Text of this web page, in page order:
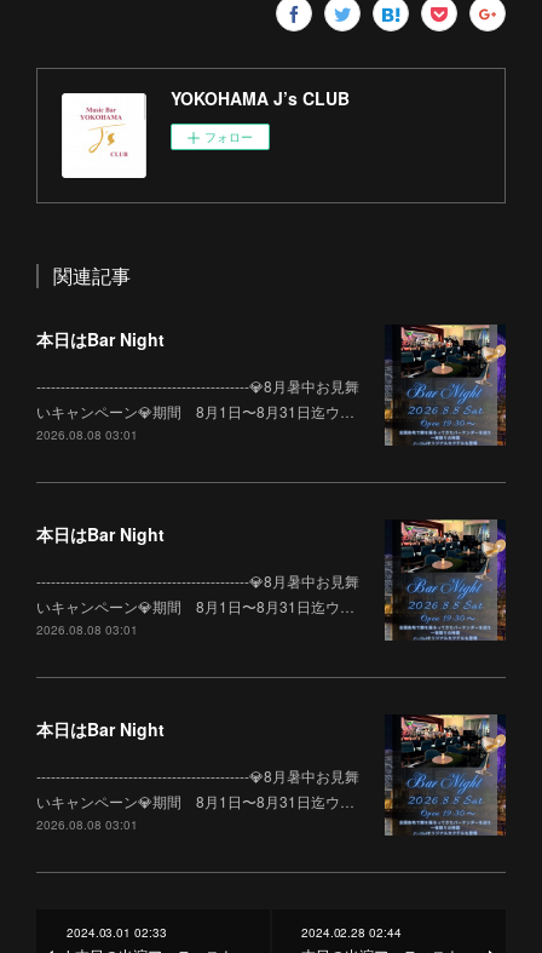
YOKOHAMA J’s CLUB
フォロー
関連記事
本日はBar Night
--------------------------------------------💎8月暑中お見舞
いキャンペーン💎期間 8月1日〜8月31日迄ウ…
2026.08.08 03:01
本日はBar Night
--------------------------------------------💎8月暑中お見舞
いキャンペーン💎期間 8月1日〜8月31日迄ウ…
2026.08.08 03:01
本日はBar Night
--------------------------------------------💎8月暑中お見舞
いキャンペーン💎期間 8月1日〜8月31日迄ウ…
2026.08.08 03:01
2024.03.01 02:33 2024.02.28 02:44